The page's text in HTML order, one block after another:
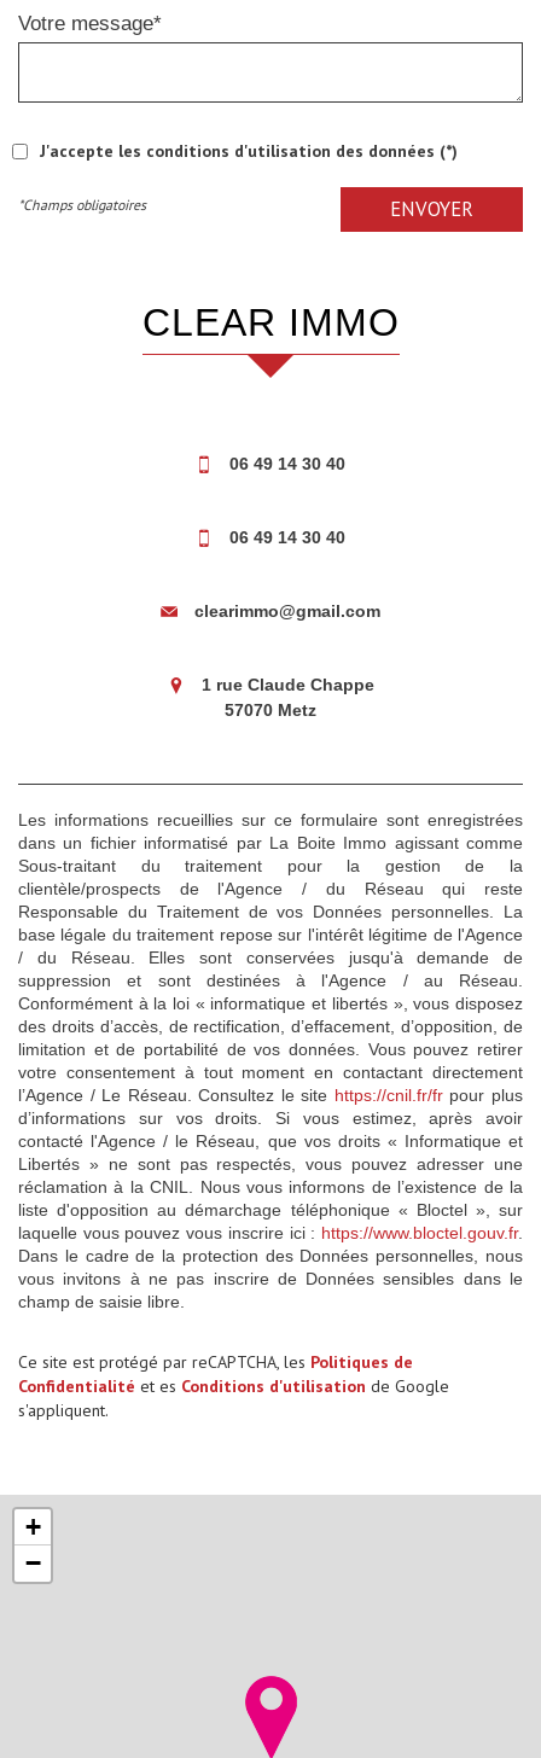
Votre message*
J'accepte les conditions d'utilisation des données (*)
ENVOYER
*Champs obligatoires
CLEAR IMMO
06 49 14 30 40
06 49 14 30 40
clearimmo@gmail.com
1 rue Claude Chappe
57070 Metz
Les informations recueillies sur ce formulaire sont enregistrées
dans un fichier informatisé par La Boite Immo agissant comme
Sous-traitant du traitement pour la gestion de la
clientèle/prospects de l'Agence / du Réseau qui reste
Responsable du Traitement de vos Données personnelles. La
base légale du traitement repose sur l'intérêt légitime de l'Agence
/ du Réseau. Elles sont conservées jusqu'à demande de
suppression et sont destinées à l'Agence / au Réseau.
Conformément à la loi « informatique et libertés », vous disposez
des droits d’accès, de rectification, d’effacement, d’opposition, de
limitation et de portabilité de vos données. Vous pouvez retirer
votre consentement à tout moment en contactant directement
l’Agence / Le Réseau. Consultez le site https://cnil.fr/frpour plus
d’informations sur vos droits. Si vous estimez, après avoir
contacté l'Agence / le Réseau, que vos droits « Informatique et
Libertés » ne sont pas respectés, vous pouvez adresser une
réclamation à la CNIL. Nous vous informons de l’existence de la
liste d'opposition au démarchage téléphonique « Bloctel », sur
laquelle vous pouvez vous inscrire ici : https://www.bloctel.gouv.fr.
Dans le cadre de la protection des Données personnelles, nous
vous invitons à ne pas inscrire de Données sensibles dans le
champ de saisie libre.
Ce site est protégé par reCAPTCHA, les Politiques de
Confidentialité et es Conditions d'utilisation de Google
s'appliquent.
+
−